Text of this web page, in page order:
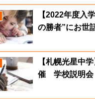
【2022年度入
の勝者”にお世
【札幌光星中
催 学校説明会